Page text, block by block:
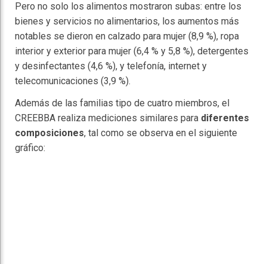
Pero no solo los alimentos mostraron subas: entre los
bienes y servicios no alimentarios, los aumentos más
notables se dieron en calzado para mujer (8,9 %), ropa
interior y exterior para mujer (6,4 % y 5,8 %), detergentes
y desinfectantes (4,6 %), y telefonía, internet y
telecomunicaciones (3,9 %).
Además de las familias tipo de cuatro miembros, el
CREEBBA realiza mediciones similares para diferentes
composiciones, tal como se observa en el siguiente
gráfico: